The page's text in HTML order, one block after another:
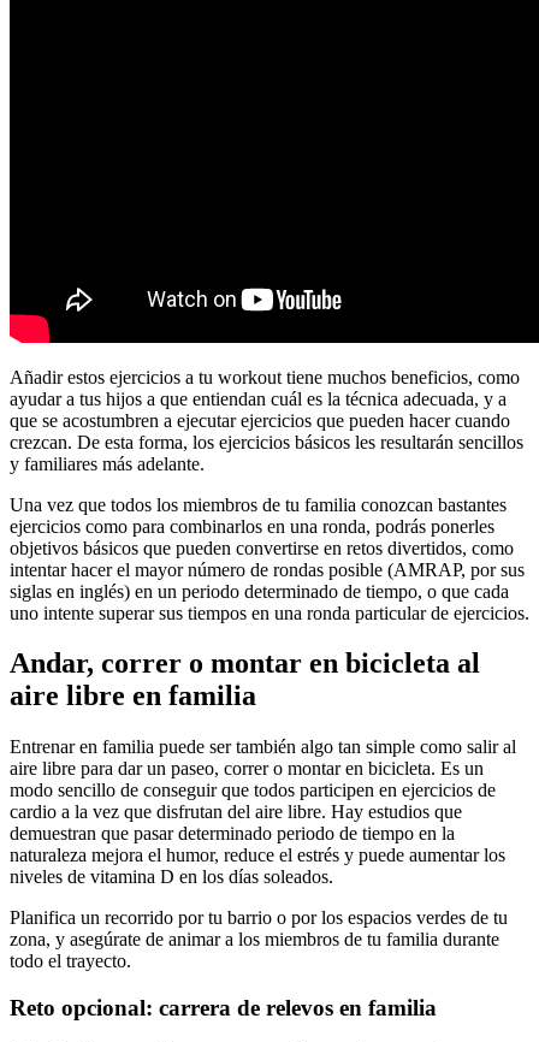
Añadir estos ejercicios a tu workout tiene muchos beneficios, como
ayudar a tus hijos a que entiendan cuál es la técnica adecuada, y a
que se acostumbren a ejecutar ejercicios que pueden hacer cuando
crezcan. De esta forma, los ejercicios básicos les resultarán sencillos
y familiares más adelante.
Una vez que todos los miembros de tu familia conozcan bastantes
ejercicios como para combinarlos en una ronda, podrás ponerles
objetivos básicos que pueden convertirse en retos divertidos, como
intentar hacer el mayor número de rondas posible (AMRAP, por sus
siglas en inglés) en un periodo determinado de tiempo, o que cada
uno intente superar sus tiempos en una ronda particular de ejercicios.
Andar, correr o montar en bicicleta al
aire libre en familia
Entrenar en familia puede ser también algo tan simple como salir al
aire libre para dar un paseo, correr o montar en bicicleta. Es un
modo sencillo de conseguir que todos participen en ejercicios de
cardio a la vez que disfrutan del aire libre. Hay estudios que
demuestran que pasar determinado periodo de tiempo en la
naturaleza mejora el humor, reduce el estrés y puede aumentar los
niveles de vitamina D en los días soleados.
Planifica un recorrido por tu barrio o por los espacios verdes de tu
zona, y asegúrate de animar a los miembros de tu familia durante
todo el trayecto.
Reto opcional: carrera de relevos en familia